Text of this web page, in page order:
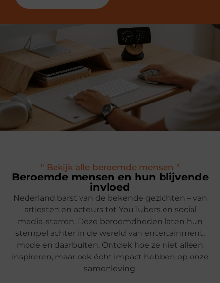
" Bekijk alle beroemde mensen "
Beroemde mensen en hun blijvende
invloed
Nederland barst van de bekende gezichten – van
artiesten en acteurs tot YouTubers en social
media-sterren. Deze beroemdheden laten hun
stempel achter in de wereld van entertainment,
mode en daarbuiten. Ontdek hoe ze niet alleen
inspireren, maar ook écht impact hebben op onze
samenleving.